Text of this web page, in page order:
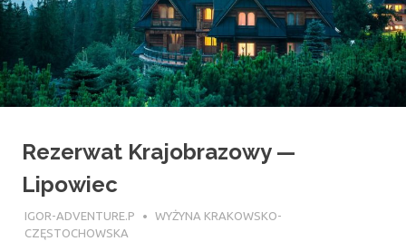
Rezerwat Krajobrazowy —
Lipowiec
26 LIPCA 2018
IGOR-ADVENTURE.P
WYŻYNA KRAKOWSKO-
CZĘSTOCHOWSKA